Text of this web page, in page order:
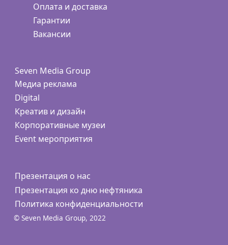
Оплата и доставка
Гарантии
Вакансии
Seven Media Group
Медиа реклама
Digital
Креатив и дизайн
Корпоративные музеи
Event мероприятия
Презентация о нас
Презентация ко дню нефтяника
Политика конфиденциальности
© Seven Media Group, 2022